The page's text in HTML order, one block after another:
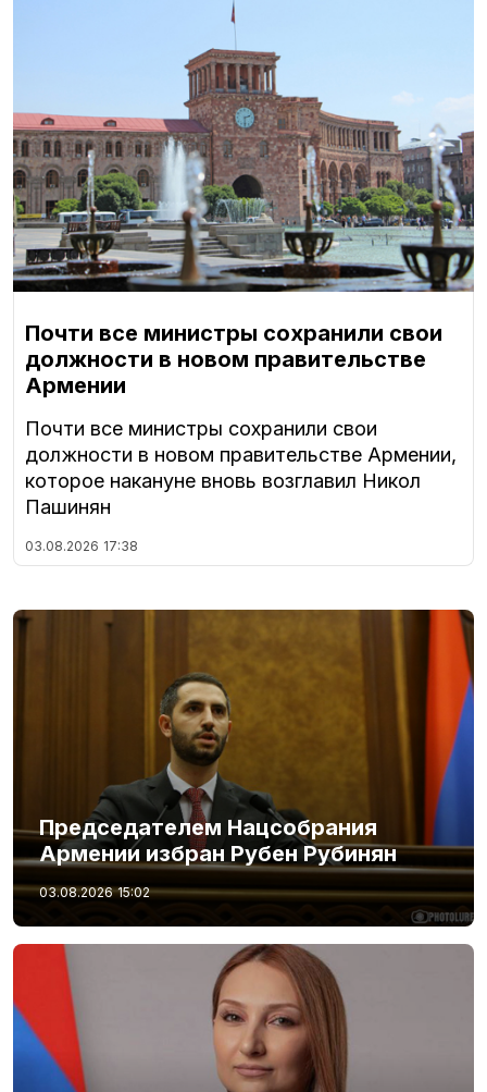
Почти все министры сохранили свои
должности в новом правительстве
Армении
Почти все министры сохранили свои
должности в новом правительстве Армении,
которое накануне вновь возглавил Никол
Пашинян
03.08.2026 17:38
Председателем Нацсобрания
Армении избран Рубен Рубинян
03.08.2026 15:02